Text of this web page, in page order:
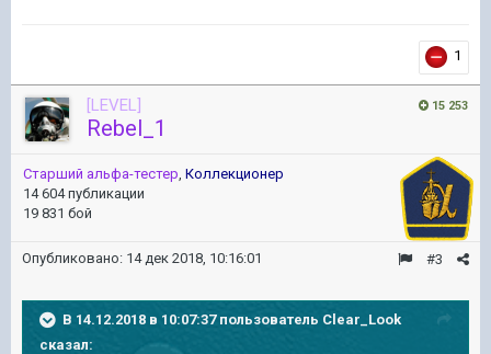
1
15 253
[LEVEL]
Rebel_1
Старший альфа-тестер, Коллекционер
14 604 публикации
19 831 бой
#3
Опубликовано: 14 дек 2018, 10:16:01
В 14.12.2018 в 10:07:37 пользователь Clear_Look
сказал: